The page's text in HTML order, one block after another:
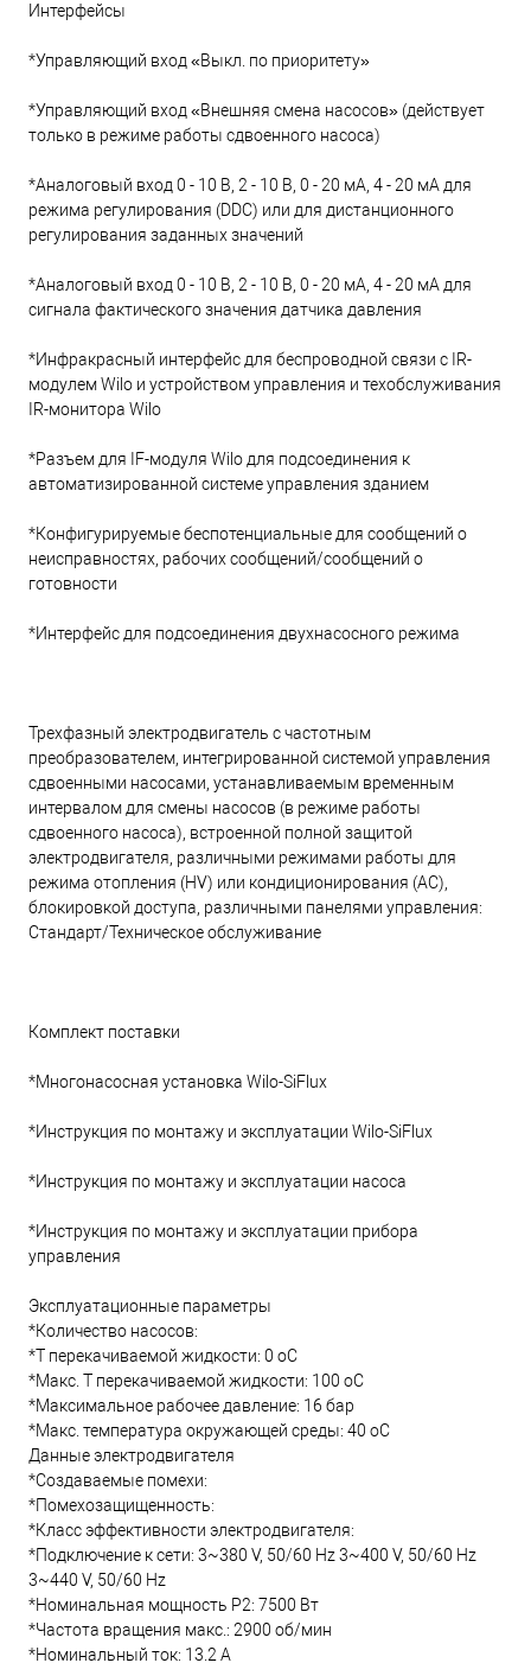
Интерфейсы
*Управляющий вход «Выкл. по приоритету»
*Управляющий вход «Внешняя смена насосов» (действует
только в режиме работы сдвоенного насоса)
*Аналоговый вход 0 - 10 В, 2 - 10 В, 0 - 20 мА, 4 - 20 мА для
режима регулирования (DDC) или для дистанционного
регулирования заданных значений
*Аналоговый вход 0 - 10 В, 2 - 10 В, 0 - 20 мА, 4 - 20 мА для
сигнала фактического значения датчика давления
*Инфракрасный интерфейс для беспроводной связи с IR-
модулем Wilo и устройством управления и техобслуживания
IR-монитора Wilo
*Разъем для IF-модуля Wilo для подсоединения к
автоматизированной системе управления зданием
*Конфигурируемые беспотенциальные для сообщений о
неисправностях, рабочих сообщений/сообщений о
готовности
*Интерфейс для подсоединения двухнасосного режима
Трехфазный электродвигатель с частотным
преобразователем, интегрированной системой управления
сдвоенными насосами, устанавливаемым временным
интервалом для смены насосов (в режиме работы
сдвоенного насоса), встроенной полной защитой
электродвигателя, различными режимами работы для
режима отопления (HV) или кондиционирования (AC),
блокировкой доступа, различными панелями управления:
Стандарт/Техническое обслуживание
Комплект поставки
*Многонасосная установка Wilo-SiFlux
*Инструкция по монтажу и эксплуатации Wilo-SiFlux
*Инструкция по монтажу и эксплуатации насоса
*Инструкция по монтажу и эксплуатации прибора
управления
Эксплуатационные параметры
*Количество насосов:
*Т перекачиваемой жидкости: 0 oC
*Макс. T перекачиваемой жидкости: 100 oC
*Максимальное рабочее давление: 16 бар
*Макс. температура окружающей среды: 40 oC
Данные электродвигателя
*Создаваемые помехи:
*Помехозащищенность:
*Класс эффективности электродвигателя:
*Подключение к сети: 3~380 V, 50/60 Hz 3~400 V, 50/60 Hz
3~440 V, 50/60 Hz
*Номинальная мощность Р2: 7500 Вт
*Частота вращения макс.: 2900 об/мин
*Номинальный ток: 13.2 А